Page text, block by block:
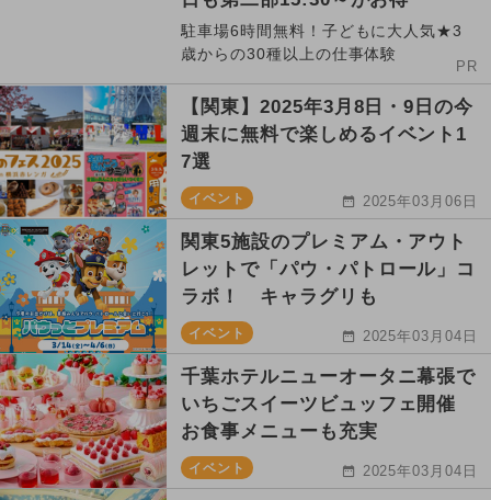
駐車場6時間無料！子どもに大人気★3
歳からの30種以上の仕事体験
PR
【関東】2025年3月8日・9日の今
週末に無料で楽しめるイベント1
7選
イベント 2025年03月06日
関東5施設のプレミアム・アウト
レットで「パウ・パトロール」コ
ラボ！ キャラグリも
イベント 2025年03月04日
千葉ホテルニューオータニ幕張で
いちごスイーツビュッフェ開催
お食事メニューも充実
イベント 2025年03月04日